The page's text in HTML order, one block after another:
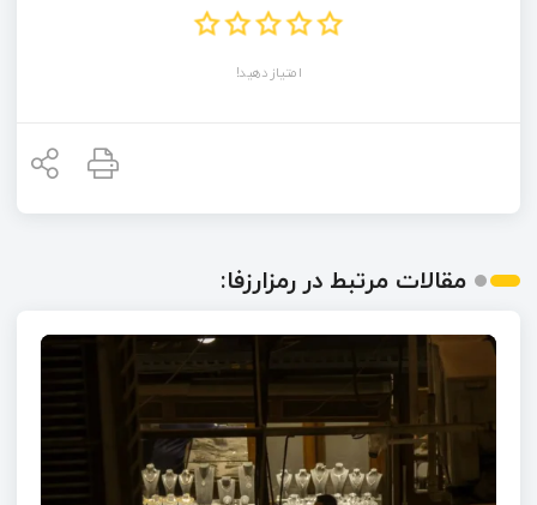
امتیاز دهید!
مقالات مرتبط در رمزارزفا: